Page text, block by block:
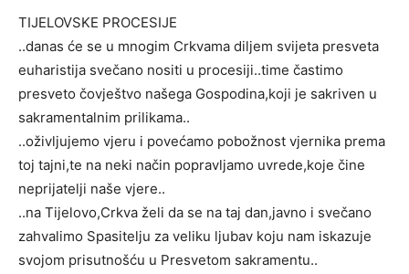
TIJELOVSKE PROCESIJE
..danas će se u mnogim Crkvama diljem svijeta presveta
euharistija svečano nositi u procesiji..time častimo
presveto čovještvo našega Gospodina,koji je sakriven u
sakramentalnim prilikama..
..oživljujemo vjeru i povećamo pobožnost vjernika prema
toj tajni,te na neki način popravljamo uvrede,koje čine
neprijatelji naše vjere..
..na Tijelovo,Crkva želi da se na taj dan,javno i svečano
zahvalimo Spasitelju za veliku ljubav koju nam iskazuje
svojom prisutnošću u Presvetom sakramentu..